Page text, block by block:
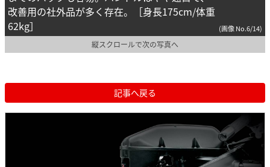
改善用の社外品が多く存在。［身長175cm/体重
62kg］
(画像 No.6/14)
縦スクロールで次の写真へ
記事へ戻る